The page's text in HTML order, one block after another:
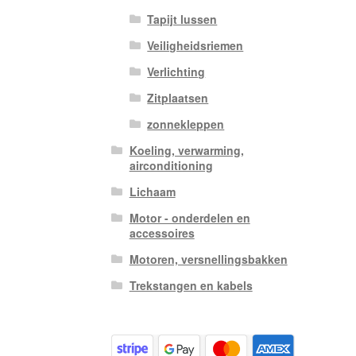
Tapijt lussen
Veiligheidsriemen
Verlichting
Zitplaatsen
zonnekleppen
Koeling, verwarming,
airconditioning
Lichaam
Motor - onderdelen en
accessoires
Motoren, versnellingsbakken
Trekstangen en kabels